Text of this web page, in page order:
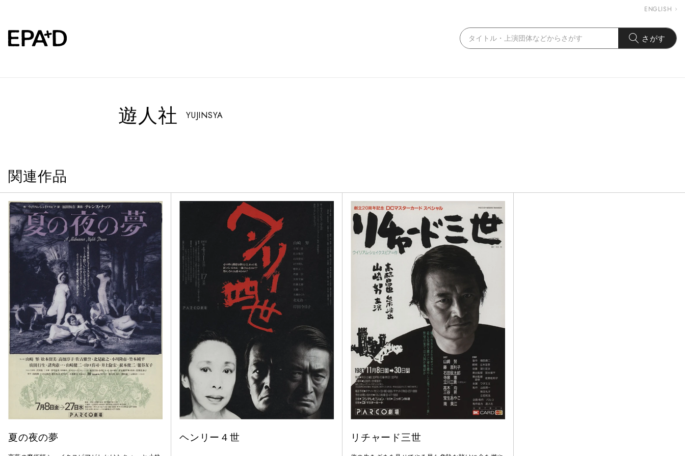
ENGLISH
さがす
遊人社 YUJINSYA
関連作品
夏の夜の夢 ヘンリー４世 リチャード三世